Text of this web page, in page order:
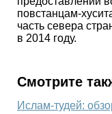
повстанцам-
часть севера
в 2014 году.
Смотрите
Ислам-тудей: